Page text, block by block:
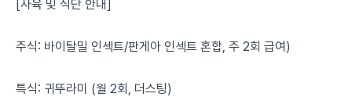
[사육 및 식단 안내]
주식: 바이탈밀 인섹트/판게아 인섹트 혼합, 주 2회 급여)
특식: 귀뚜라미 (월 2회, 더스팅)